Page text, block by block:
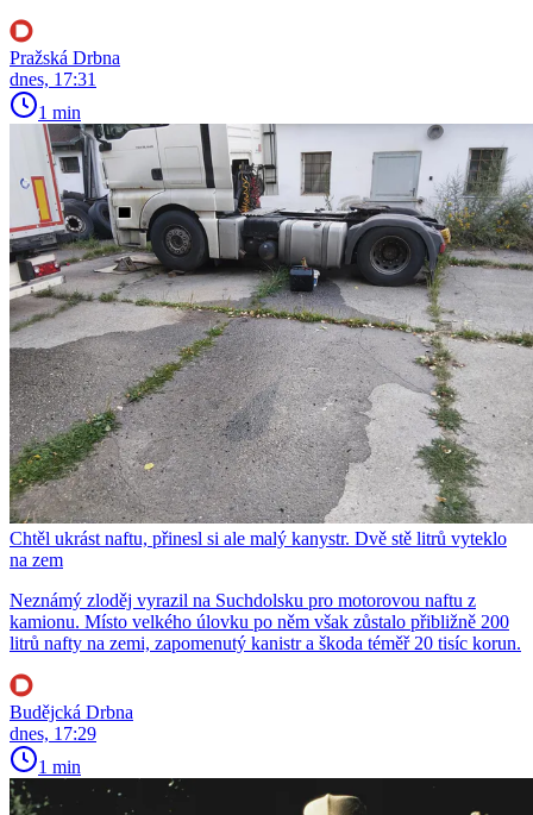
Pražská Drbna
dnes, 17:31
1 min
Chtěl ukrást naftu, přinesl si ale malý kanystr. Dvě stě litrů vyteklo
na zem
Neznámý zloděj vyrazil na Suchdolsku pro motorovou naftu z
kamionu. Místo velkého úlovku po něm však zůstalo přibližně 200
litrů nafty na zemi, zapomenutý kanistr a škoda téměř 20 tisíc korun.
Budějcká Drbna
dnes, 17:29
1 min